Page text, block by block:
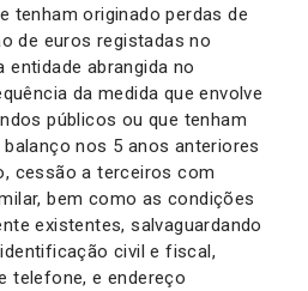
tenham originado perdas de
de euros registadas no
entidade abrangida no
da medida que envolve
públicos ou que tenham
nos 5 anos anteriores
cessão a terceiros com
bem como as condições
existentes, salvaguardando
civil e fiscal,
telefone, e endereço